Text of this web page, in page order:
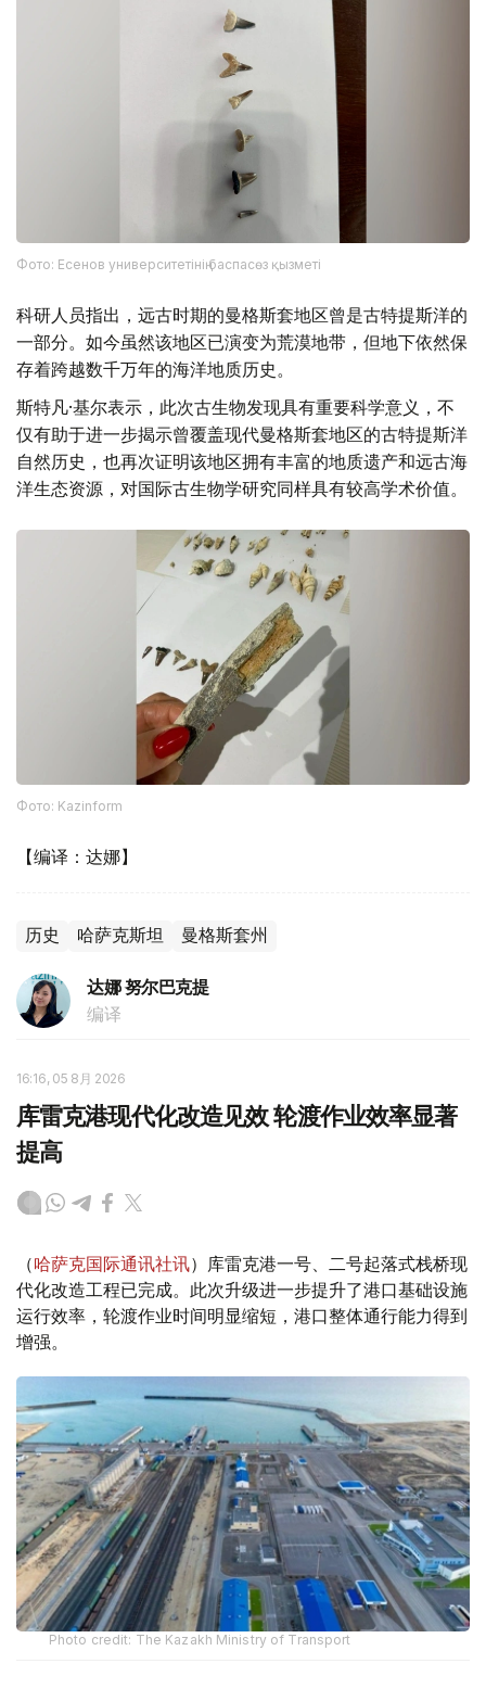
Фото: Есенов университетінің баспасөз қызметі
科研人员指出，远古时期的曼格斯套地区曾是古特提斯洋的
一部分。如今虽然该地区已演变为荒漠地带，但地下依然保
存着跨越数千万年的海洋地质历史。
斯特凡·基尔表示，此次古生物发现具有重要科学意义，不
仅有助于进一步揭示曾覆盖现代曼格斯套地区的古特提斯洋
自然历史，也再次证明该地区拥有丰富的地质遗产和远古海
洋生态资源，对国际古生物学研究同样具有较高学术价值。
Фото: Kazinform
【编译：达娜】
历史 哈萨克斯坦 曼格斯套州
达娜 努尔巴克提
编译
16:16, 05 8月 2026
库雷克港现代化改造见效 轮渡作业效率显著
提高
（哈萨克国际通讯社讯）库雷克港一号、二号起落式栈桥现
代化改造工程已完成。此次升级进一步提升了港口基础设施
运行效率，轮渡作业时间明显缩短，港口整体通行能力得到
增强。
Photo credit: The Kazakh Ministry of Transport